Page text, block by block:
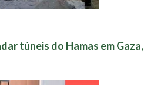
túneis do Hamas em Gaza,